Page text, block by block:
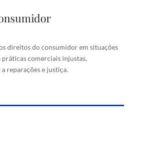
direitos do consumidor em situações
práticas comerciais injustas,
reparações e justiça.
do Consumidor
fraudes e práticas comerciais
acesso a reparações e justiça.